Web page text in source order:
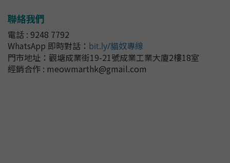
聯絡我們
電話 : 9248 7792
WhatsApp 即時對話 ： bit.ly/貓奴專線
門市地址： 觀塘成業街19-21號成業工業大廈2樓18室
經銷合作 : meowmarthk@gmail.com